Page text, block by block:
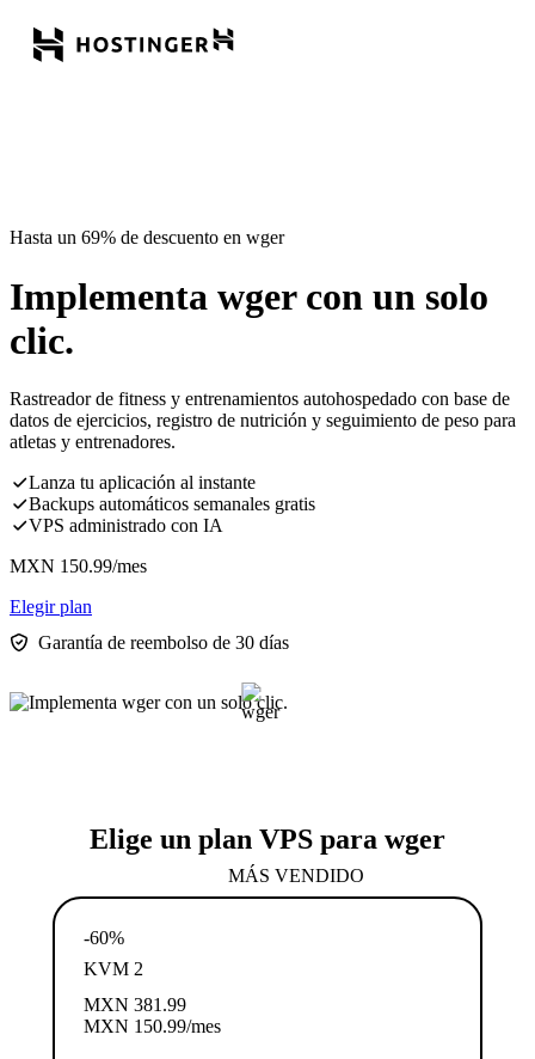
Hasta un 69% de descuento en wger
Implementa wger con un solo
clic.
Rastreador de fitness y entrenamientos autohospedado con base de
datos de ejercicios, registro de nutrición y seguimiento de peso para
atletas y entrenadores.
Lanza tu aplicación al instante
Backups automáticos semanales gratis
VPS administrado con IA
MXN 150.99/mes
Elegir plan
Garantía de reembolso de 30 días
Elige un plan VPS para wger
MÁS VENDIDO
-60%
KVM 2
MXN 381.99
MXN 150.99/mes